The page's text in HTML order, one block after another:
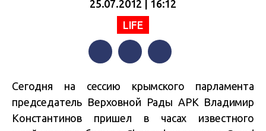
25.07.2012 | 16:12
LIFE
Сегодня на сессию крымского парламента
председатель Верховной Рады АРК Владимир
Константинов пришел в часах известного